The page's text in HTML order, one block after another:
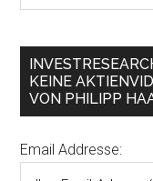
KEINE
VON PHILIPP
Email Addresse: